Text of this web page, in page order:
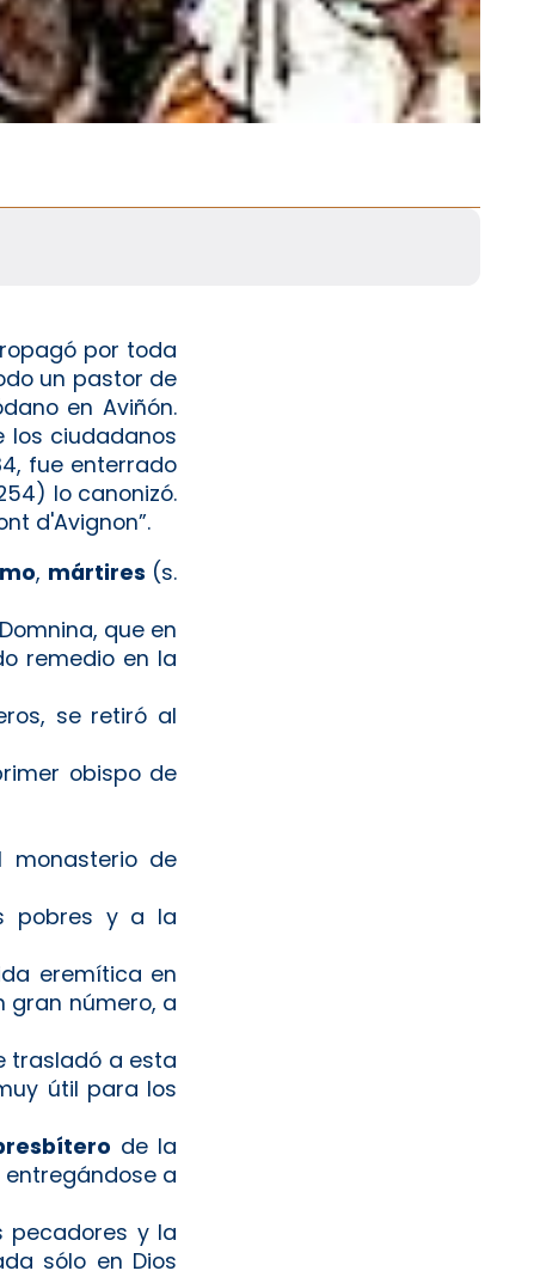
por toda
un pastor de
en Aviñón.
ciudadanos
fue enterrado
lo canonizó.
d'Avignon”.
, mártires (s.
que en
remedio en la
se retiró al
obispo de
monasterio de
pobres y a la
eremítica en
gran número, a
trasladó a esta
útil para los
de la
a
pecadores y la
sólo en Dios